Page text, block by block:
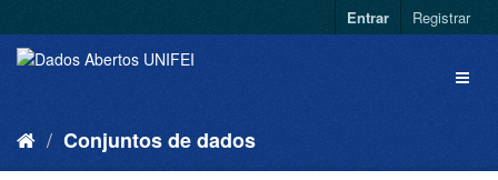
Entrar Registrar
Conjuntos de dados